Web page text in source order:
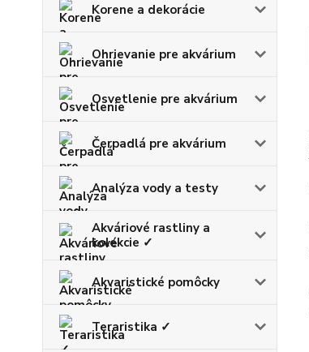
Korene a dekorácie
Ohrievanie pre akvárium
Osvetlenie pre akvárium
Čerpadlá pre akvárium
Analýza vody a testy
Akváriové rastliny a
kolekcie ✓
Akvaristické pomôcky
Teraristika ✓